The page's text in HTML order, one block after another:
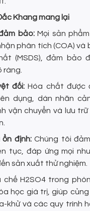
Khang mang lại
bảo: Mọi sản
phân tích (COA) và
(MSDS), đảm bảo
ràng.
đối:Hóa chất được
dụng, dán nhãn
vận chuyển và lưu
định:Chúng tôi
tục, đáp ứng mọi
sản xuất thử nghiệm.
chế H2SO4 trong
học giá trị, giúp
khử và các quy trình